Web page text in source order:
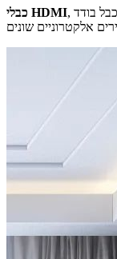
כבלי HDMI, שהוצגו לראשונה לשוק הצרכנים בשנת 2004, הם כעת הסטנדרט המקובל לקישוריות אודיו-ויזואלית.מסוגל לשאת שני אותות על כבל בודד, HDMI מייצג שיפור משמעותי לעומת קודמו ומשמש כעת לחיבור